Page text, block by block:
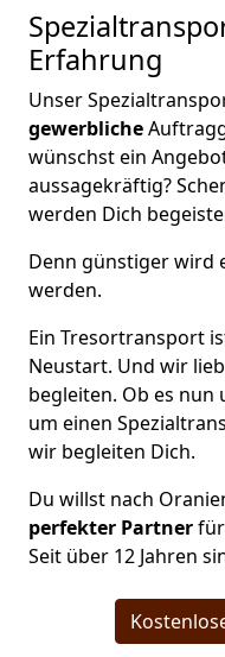
Erfahrung
Unser
gewerbliche
wünschst ein
aussagekräftig?
werden Dich
Denn günstiger wird
werden.
Ein Tresortransport
Neustart. Und wir
begleiten. Ob es
um einen
wir begleiten Dich.
Du willst nach
perfekter Partner
Seit über 12 Jahren